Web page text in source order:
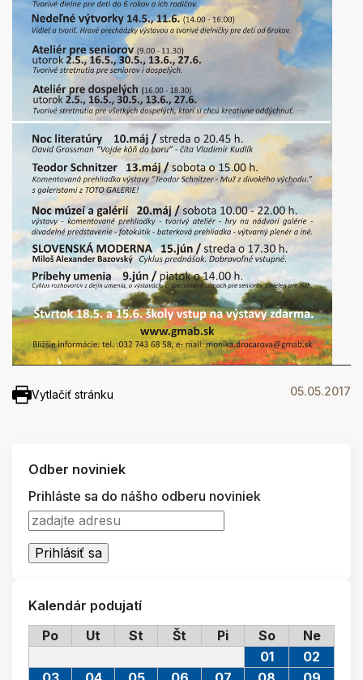
Vytlačiť stránku 05.05.2017
Odber noviniek
Prihláste sa do nášho odberu noviniek
Kalendár podujatí
Po
Ut St Št Pi So
Ne
01
02